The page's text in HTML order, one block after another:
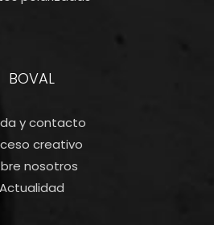
BOVAL
y contacto
creativo
nosotros
Actualidad